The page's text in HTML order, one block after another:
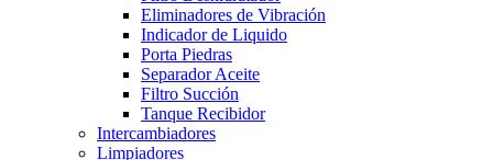
Eliminadores de Vibración
Indicador de Liquido
Porta Piedras
Separador Aceite
Filtro Succión
Tanque Recibidor
Intercambiadores
Limpiadores